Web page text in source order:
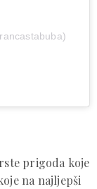
prigoda koje
na najljepši